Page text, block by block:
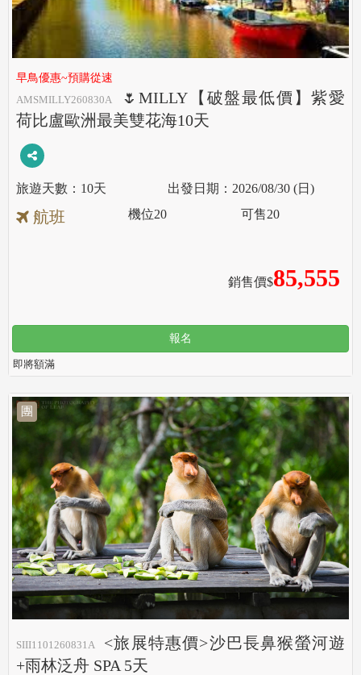
早鳥優惠~預購從速
AMSMILLY260830A
🌷MILLY【破盤最低價】紫愛
荷比盧歐洲最美雙花海10天
10天 2026/08/30 (日)
航班
銷售價$85,555
機位20 可售20
報名
即將額滿
團
SIII1101260831A
<旅展特惠價>沙巴長鼻猴螢河遊
+雨林泛舟 SPA 5天